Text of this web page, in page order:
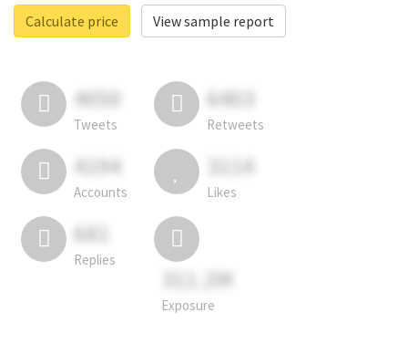
Calculate price
View sample report
4050
Tweets
6403
Retweets
4194
Accounts
3114
Likes
681
Replies
311.2M
Exposure